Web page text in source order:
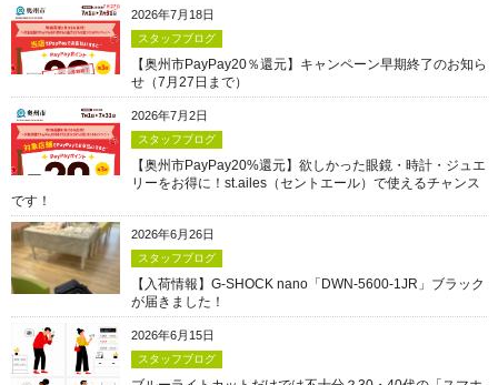
2026年7月18日
スタッフブログ
【奥州市PayPay20％還元】キャンペーン早期終了のお知ら
せ（7月27日まで）
2026年7月2日
スタッフブログ
【奥州市PayPay20%還元】欲しかった眼鏡・時計・ジュエ
リーをお得に！st.ailes（セントエール）で使えるチャンス
です！
2026年6月26日
スタッフブログ
【入荷情報】G-SHOCK nano「DWN-5600-1JR」ブラック
が届きました！
2026年6月15日
スタッフブログ